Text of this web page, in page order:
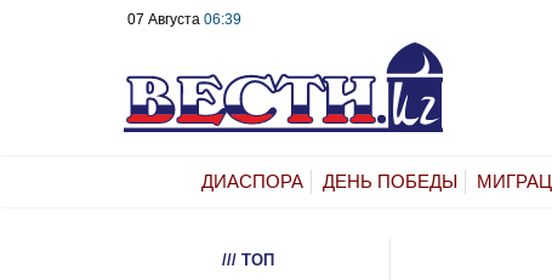
07 Августа 06:39
ДИАСПОРА ДЕНЬ ПОБЕДЫ
/// ТОП